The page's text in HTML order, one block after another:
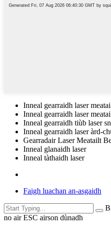
Inneal gearraidh laser
Inneal gearraidh laser
Inneal gearraidh tiùb laser
Inneal gearraidh laser àrd-
Gearradair Laser Meatailt
Inneal glanaidh laser
Inneal tàthaidh laser
Faigh luachan an-asgaidh
no air ESC airson dùnadh